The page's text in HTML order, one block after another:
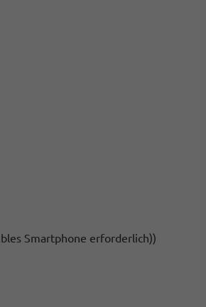
Smartphone erforderlich))